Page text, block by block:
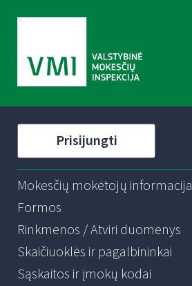
Prisijungti
Mokesčių mokėtojų informacija
Formos
Rinkmenos / Atviri duomenys
Skaičiuoklės ir pagalbininkai
Sąskaitos ir įmokų kodai